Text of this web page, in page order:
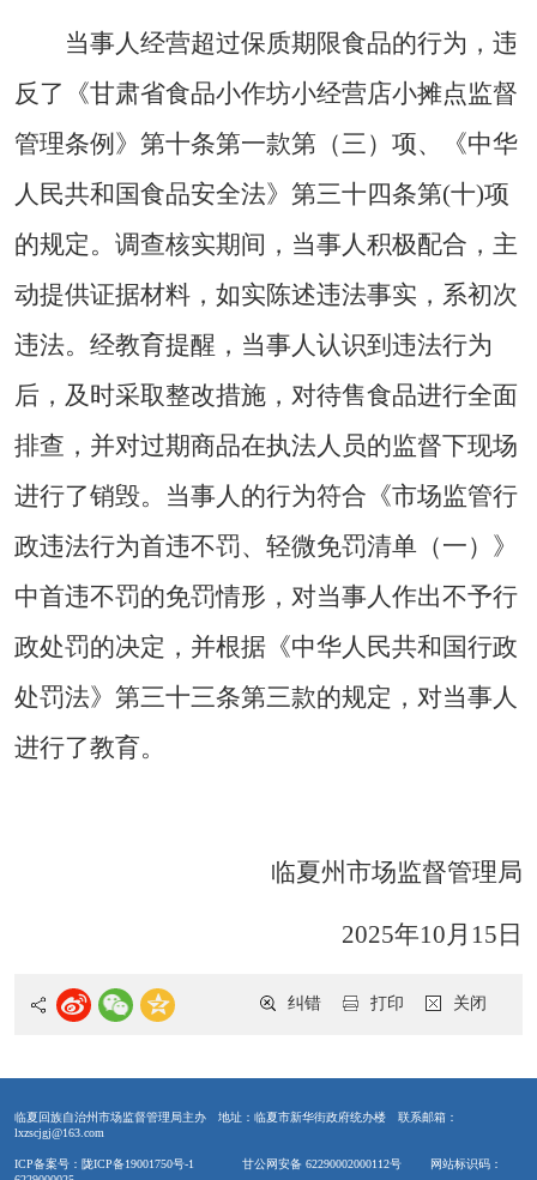
当事人经营超过保质期限食品的行为，违
反了《甘肃省食品小作坊小经营店小摊点监督
管理条例》第十条第一款第（三）项、《中华
人民共和国食品安全法》第三十四条第(十)项
的规定。调查核实期间，当事人积极配合，主
动提供证据材料，如实陈述违法事实，系初次
违法。经教育提醒，当事人认识到违法行为
后，及时采取整改措施，对待售食品进行全面
排查，并对过期商品在执法人员的监督下现场
进行了销毁。当事人的行为符合《市场监管行
政违法行为首违不罚、轻微免罚清单（一）》
中首违不罚的免罚情形，对当事人作出不予行
政处罚的决定，并根据《中华人民共和国行政
处罚法》第三十三条第三款的规定，对当事人
进行了教育。
临夏州市场监督管理局
2025年10月15日
关闭
打印
纠错
临夏回族自治州市场监督管理局主办 地址：临夏市新华街政府统办楼
联系邮箱：
lxzscjgj@163.com
ICP备案号：陇ICP备19001750号-1 甘公网安备 62290002000112号
网站标识码：